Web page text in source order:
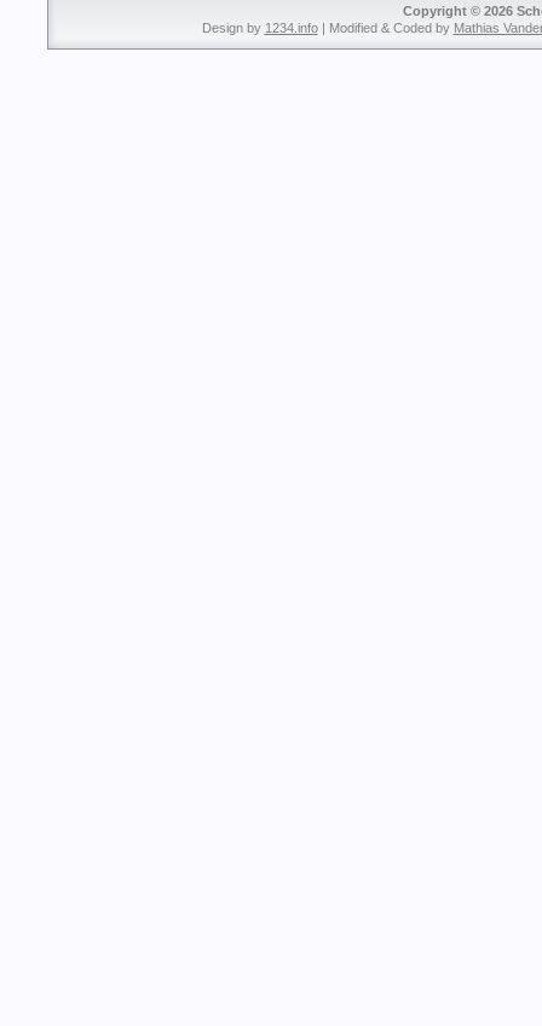
Copyright © 2026
Design by 1234.info| Modified & Coded by Mathias